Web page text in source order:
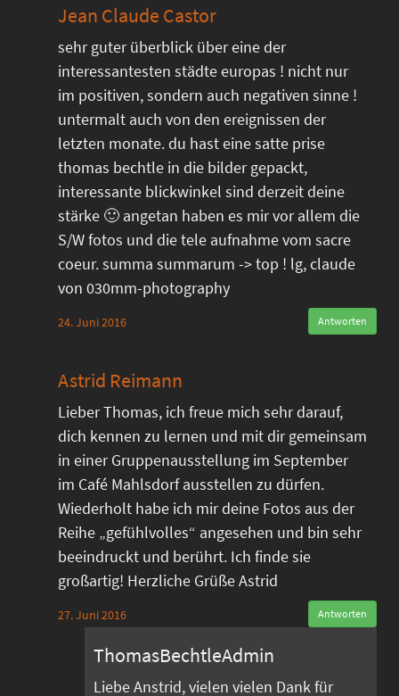
Jean Claude Castor
sehr guter überblick über eine der
interessantesten städte europas ! nicht nur
im positiven, sondern auch negativen sinne !
untermalt auch von den ereignissen der
letzten monate. du hast eine satte prise
thomas bechtle in die bilder gepackt,
interessante blickwinkel sind derzeit deine
stärke 🙂 angetan haben es mir vor allem die
S/W fotos und die tele aufnahme vom sacre
coeur. summa summarum -> top ! lg, claude
von 030mm-photography
24. Juni 2016 Antworten
Astrid Reimann
Lieber Thomas, ich freue mich sehr darauf,
dich kennen zu lernen und mit dir gemeinsam
in einer Gruppenausstellung im September
im Café Mahlsdorf ausstellen zu dürfen.
Wiederholt habe ich mir deine Fotos aus der
Reihe „gefühlvolles“ angesehen und bin sehr
beeindruckt und berührt. Ich finde sie
großartig! Herzliche Grüße Astrid
27. Juni 2016 Antworten
ThomasBechtleAdmin
Liebe Anstrid, vielen vielen Dank für